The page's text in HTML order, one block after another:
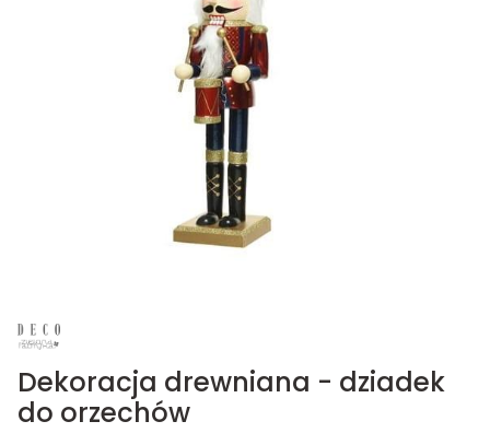
Dekoracja drewniana - dziadek
do orzechów